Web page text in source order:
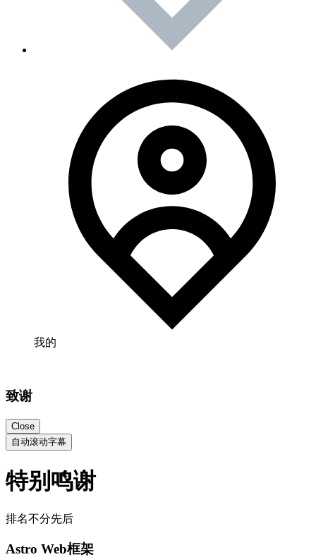
我的
致谢
Close
自动滚动字幕
特别鸣谢
排名不分先后
Astro Web框架